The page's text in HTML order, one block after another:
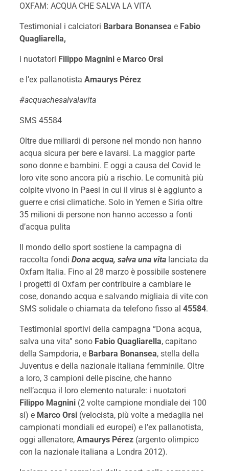
OXFAM: ACQUA CHE SALVA LA VITA
Testimonial i calciatori Barbara Bonansea e Fabio
Quagliarella,
i nuotatori Filippo Magnini e Marco Orsi
e l’ex pallanotista Amaurys Pérez
#acquachesalvalavita
SMS 45584
Oltre due miliardi di persone nel mondo non hanno
acqua sicura per bere e lavarsi. La maggior parte
sono donne e bambini. E oggi a causa del Covid le
loro vite sono ancora più a rischio. Le comunità più
colpite vivono in Paesi in cui il virus si è aggiunto a
guerre e crisi climatiche. Solo in Yemen e Siria oltre
35 milioni di persone non hanno accesso a fonti
d’acqua pulita
Il mondo dello sport sostiene la campagna di
raccolta fondi Dona acqua, salva una vita lanciata da
Oxfam Italia. Fino al 28 marzo è possibile sostenere
i progetti di Oxfam per contribuire a cambiare le
cose, donando acqua e salvando migliaia di vite con
SMS solidale o chiamata da telefono fisso al 45584.
Testimonial sportivi della campagna “Dona acqua,
salva una vita” sono Fabio Quagliarella, capitano
della Sampdoria, e Barbara Bonansea, stella della
Juventus e della nazionale italiana femminile. Oltre
a loro, 3 campioni delle piscine, che hanno
nell’acqua il loro elemento naturale: i nuotatori
Filippo Magnini (2 volte campione mondiale dei 100
sl) e Marco Orsi (velocista, più volte a medaglia nei
campionati mondiali ed europei) e l’ex pallanotista,
oggi allenatore, Amaurys Pérez (argento olimpico
con la nazionale italiana a Londra 2012).